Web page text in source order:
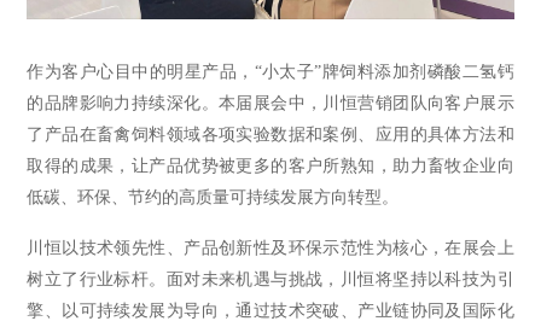
作为客户心目中的明星产品，“小太子”牌饲料添加剂磷酸二氢钙
的品牌影响力持续深化。本届展会中，川恒营销团队向客户展示
了产品在畜禽饲料领域各项实验数据和案例、应用的具体方法和
取得的成果，让产品优势被更多的客户所熟知，助力畜牧企业向
低碳、环保、节约的高质量可持续发展方向转型。
川恒以技术领先性、产品创新性及环保示范性为核心，在展会上
树立了行业标杆。面对未来机遇与挑战，川恒将坚持以科技为引
擎、以可持续发展为导向，通过技术突破、产业链协同及国际化